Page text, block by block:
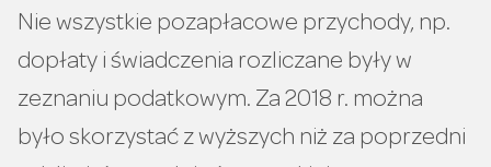
Nie wszystkie pozapłacowe przychody, np.
dopłaty i świadczenia rozliczane były w
zeznaniu podatkowym. Za 2018 r. można
było skorzystać z wyższych niż za poprzedni